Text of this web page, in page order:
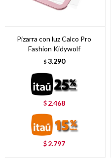
Pizarra con luz Calco Pro
Fashion Kidywolf
$ 3.290
$ 2.468
$ 2.797